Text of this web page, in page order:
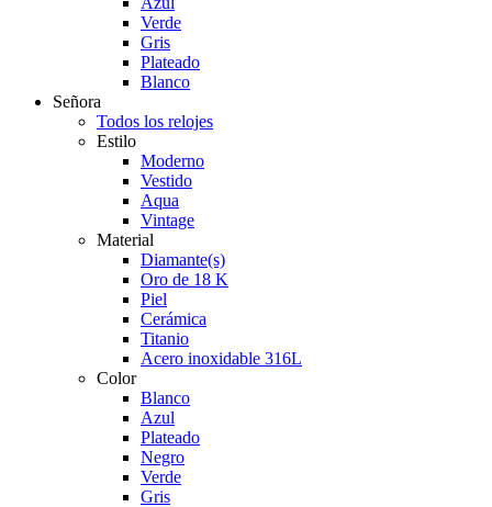
Verde
Gris
Plateado
Blanco
Señora
Todos los relojes
Estilo
Moderno
Vestido
Aqua
Vintage
Material
Diamante(s)
Oro de 18 K
Piel
Cerámica
Titanio
Acero inoxidable 316L
Color
Blanco
Azul
Plateado
Negro
Verde
Gris